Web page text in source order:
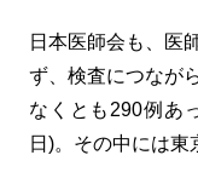
日本医師会も、医
ず、検査につなが
なくとも290例あ
日)。その中には東